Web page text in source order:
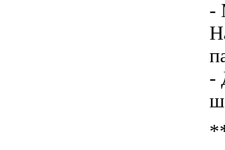
-
-